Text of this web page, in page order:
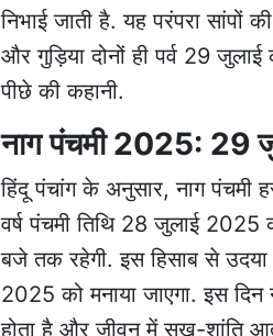
निभाई जाती है. यह परंपरा सांपों
और गुड़िया दोनों ही पर्व 29
पीछे की कहानी.
नाग पंचमी 2025: 29
हिंदू पंचांग के अनुसार, नाग पंचमी
वर्ष पंचमी तिथि 28 जुलाई
बजे तक रहेगी. इस हिसाब से उदया
2025 को मनाया जाएगा. इस
होता है और जीवन में सुख-शांति